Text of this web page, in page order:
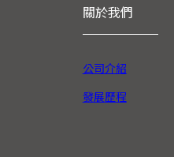
關於我們
公司介紹
發展歷程